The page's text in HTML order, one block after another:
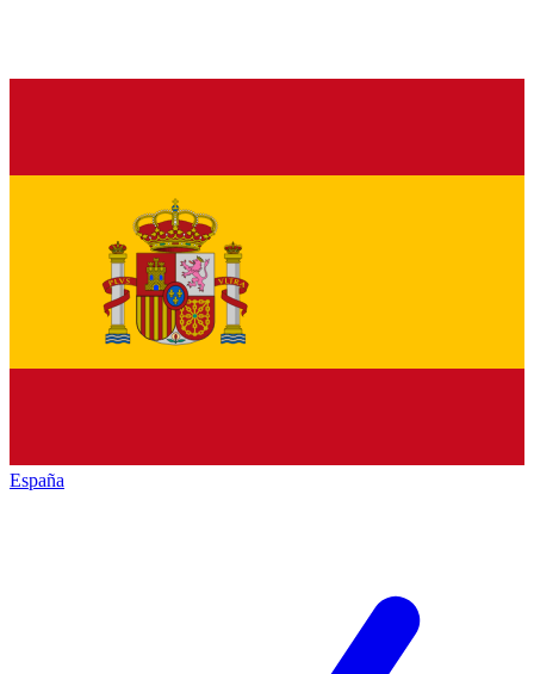
España